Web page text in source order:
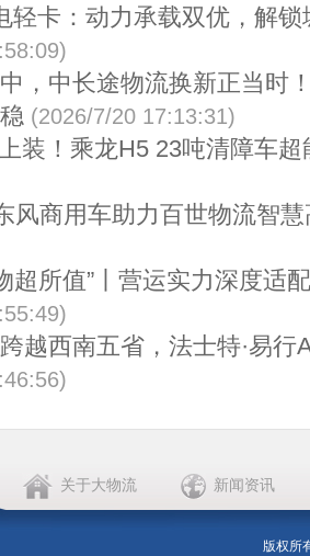
轻卡：动力承载双优，解
，中长途物流换新正当时
(2026/7/20 17:13:31)
装！乘龙H5 23吨清障车超
风商用车助力百世物流智
超所值”丨营运实力深度适
越西南五省，法士特·易行
关于大物流 新闻资讯
版权所